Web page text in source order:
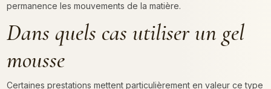
permanence les mouvements de la matière.
Dans quels cas utiliser un gel
mousse
Certaines prestations mettent particulièrement en valeur ce type